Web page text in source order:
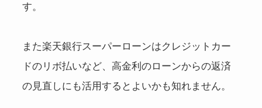
す。
また楽天銀行スーパーローンはクレジットカー
ドのリボ払いなど、高金利のローンからの返済
の見直しにも活用するとよいかも知れません。